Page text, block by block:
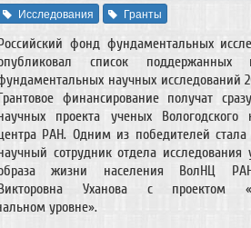
Исследования
Гранты
фонд фундаментальных
список поддержанных
научных исследований
финансирование получат
проекта ученых Вологодского
РАН. Одним из победителей стала
сотрудник отдела исследования
жизни населения ВолНЦ
Уханова с проектом
уровне».